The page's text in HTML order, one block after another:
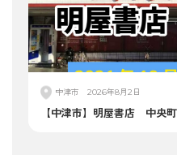
中津市 2026年8月2日
【中津市】明屋書店 中央